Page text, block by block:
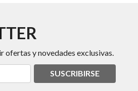
ofertas y novedades exclusivas.
SUSCRIBIRSE